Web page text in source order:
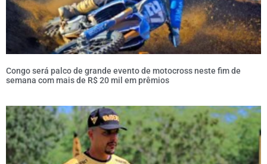
Congo será palco de grande evento de motocross neste fim de
semana com mais de R$ 20 mil em prêmios